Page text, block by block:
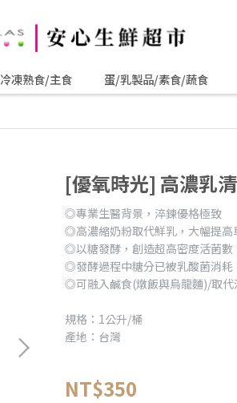
冷凍熟食/主食 蛋/乳製品/素食/蔬食
[優氧時光] 高濃乳
◎專業生醫背景，淬鍊優格極致
◎高濃縮奶粉取代鮮乳，大幅提高
◎以糖發酵，創造超高密度活菌數
◎發酵過程中糖分已被乳酸菌消耗
◎可融入鹹食(燉飯與烏龍麵)/取代
規格：1公升/桶
產地：台灣
NT$350